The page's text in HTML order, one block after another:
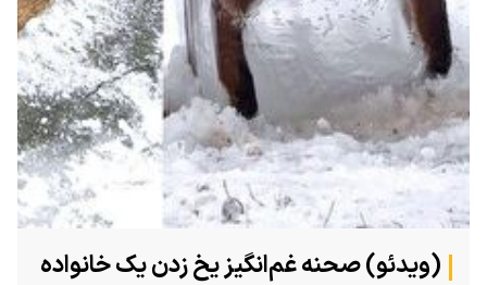
Video
(ویدئو) صحنه غم‌انگیز یخ زدن یک خانواده